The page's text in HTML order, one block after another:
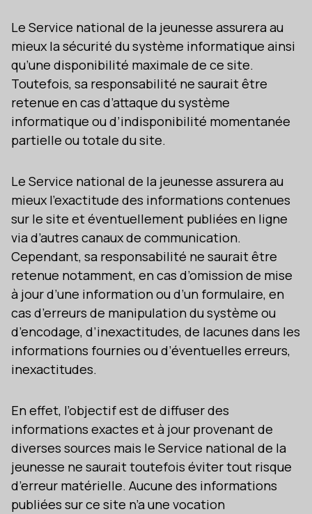
Le Service national de la jeunesse assurera au
mieux la sécurité du système informatique ainsi
qu’une disponibilité maximale de ce site.
Toutefois, sa responsabilité ne saurait être
retenue en cas d’attaque du système
informatique ou d’indisponibilité momentanée
partielle ou totale du site.
Le Service national de la jeunesse assurera au
mieux l’exactitude des informations contenues
sur le site et éventuellement publiées en ligne
via d’autres canaux de communication.
Cependant, sa responsabilité ne saurait être
retenue notamment, en cas d’omission de mise
à jour d’une information ou d’un formulaire, en
cas d’erreurs de manipulation du système ou
d’encodage, d’inexactitudes, de lacunes dans les
informations fournies ou d’éventuelles erreurs,
inexactitudes.
En effet, l’objectif est de diffuser des
informations exactes et à jour provenant de
diverses sources mais le Service national de la
jeunesse ne saurait toutefois éviter tout risque
d’erreur matérielle. Aucune des informations
publiées sur ce site n’a une vocation